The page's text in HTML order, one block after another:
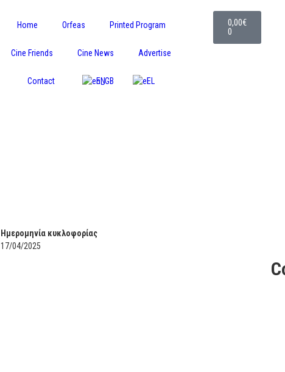
Home Orfeas Printed Program
Cine Friends Cine News Advertise
Contact EN EL
0,00€
0
Ημερομηνία κυκλοφορίας
17/04/2025